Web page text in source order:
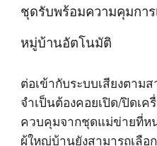
ชุดรับพร้อมความคุมการ
หมู่บ้านอัตโนมัติ
ต่อเข้ากับระบบเสียงตาม
จำเป็นต้องคอยเปิด/ปิดเค
ควบคุมจากชุดแม่ข่ายที่ห
ผู้ใหญ่บ้านยังสามารถเลือก